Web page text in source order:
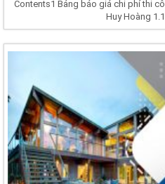
Contents1 Bảng báo giá chi phí thi
Huy Hoàng